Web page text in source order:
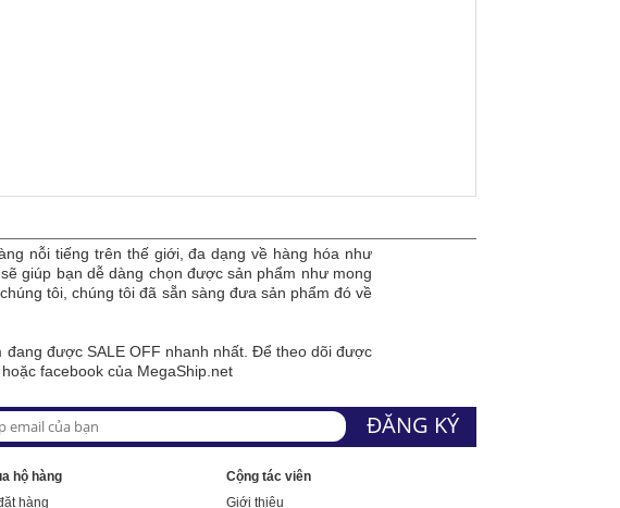
nỗi tiếng trên thế giới, đa dạng về hàng hóa như
giúp bạn dễ dàng chọn được sản phẩm như mong
tôi, chúng tôi đã sẵn sàng đưa sản phẩm đó về
đang được SALE OFF nhanh nhất. Để theo dõi được
facebook của MegaShip.net
hộ hàng
hàng
Cộng tác viên
Giới thiệu